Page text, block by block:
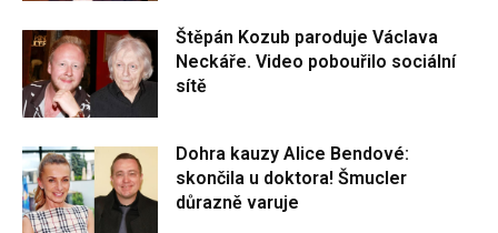
Štěpán Kozub paroduje Václava
Neckáře. Video pobouřilo sociální
sítě
Dohra kauzy Alice Bendové:
skončila u doktora! Šmucler
důrazně varuje